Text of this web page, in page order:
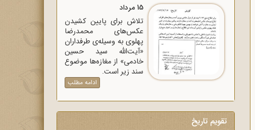
15 مرداد
تلاش برای پایین کشیدن
عکس‌های محمدرضا
پهلوی به وسیله‌ی طرفداران
«آیت‌الله سید حسین
خادمی» از مغازه‌ها موضوع
سند زیر است.
ادامه مطلب
تقویم تاریخ